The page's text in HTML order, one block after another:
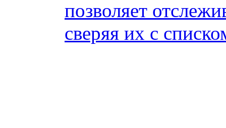
позволяет
сверяя их с